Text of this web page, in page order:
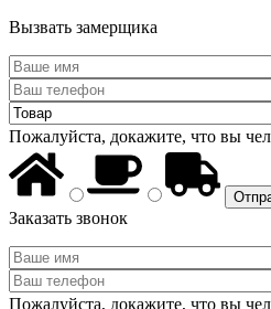
Вызвать замерщика
Пожалуйста, докажите, что вы
Заказать звонок
Пожалуйста, докажите, что вы